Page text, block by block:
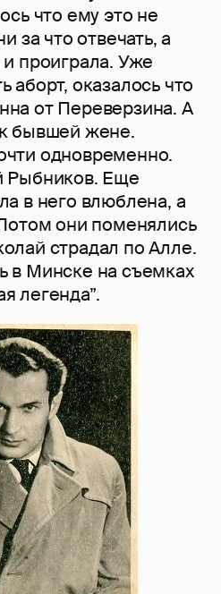
что ему это не
за что отвечать, а
проиграла. Уже
аборт, оказалось что
от Переверзина. А
бывшей жене.
одновременно.
Рыбников. Еще
в него влюблена, а
они поменялись
страдал по Алле.
в Минске на съемках
легенда”.